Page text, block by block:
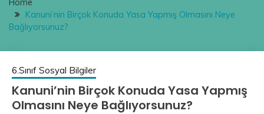
Home
Kanuni’nin Birçok Konuda Yasa Yapmış Olmasını Neye
Bağlıyorsunuz?
6.Sınıf Sosyal Bilgiler
Kanuni’nin Birçok Konuda Yasa Yapmış
Olmasını Neye Bağlıyorsunuz?